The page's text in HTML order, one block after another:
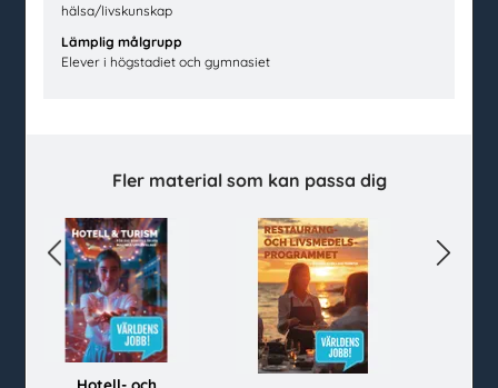
hälsa/livskunskap
Lämplig målgrupp
Elever i högstadiet och gymnasiet
Fler material som kan passa dig
Hotell- och
Previous Next
Vanliga frågor och svar
Så beställer du
Avsändare
Senast inkomna
Topplistor
Mer för skolan
Kahoot
Gratis evenemang